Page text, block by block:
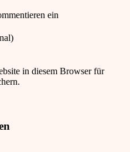
ein
in diesem Browser für